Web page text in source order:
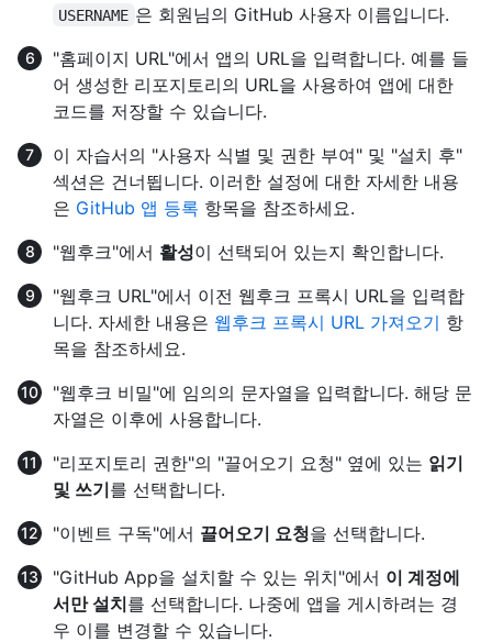
USERNAME 은 회원님의 GitHub 사용자 이름입니다.
"홈페이지 URL"에서 앱의 URL을 입력합니다. 예를 들
어 생성한 리포지토리의 URL을 사용하여 앱에 대한
코드를 저장할 수 있습니다.
이 자습서의 "사용자 식별 및 권한 부여" 및 "설치 후"
섹션은 건너뜁니다. 이러한 설정에 대한 자세한 내용
은 GitHub 앱 등록 항목을 참조하세요.
"웹후크"에서 활성이 선택되어 있는지 확인합니다.
"웹후크 URL"에서 이전 웹후크 프록시 URL을 입력합
니다. 자세한 내용은 웹후크 프록시 URL 가져오기 항
목을 참조하세요.
"웹후크 비밀"에 임의의 문자열을 입력합니다. 해당 문
자열은 이후에 사용합니다.
"리포지토리 권한"의 "끌어오기 요청" 옆에 있는 읽기
및 쓰기를 선택합니다.
"이벤트 구독"에서 끌어오기 요청을 선택합니다.
"GitHub App을 설치할 수 있는 위치"에서 이 계정에
서만 설치를 선택합니다. 나중에 앱을 게시하려는 경
우 이를 변경할 수 있습니다.